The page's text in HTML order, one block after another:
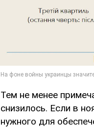
Тем не менее
снизилось. Если в
нужного для